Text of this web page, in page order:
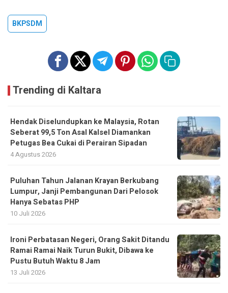
BKPSDM
Trending di Kaltara
Hendak Diselundupkan ke Malaysia, Rotan
Seberat 99,5 Ton Asal Kalsel Diamankan
Petugas Bea Cukai di Perairan Sipadan
4 Agustus 2026
Puluhan Tahun Jalanan Krayan Berkubang
Lumpur, Janji Pembangunan Dari Pelosok
Hanya Sebatas PHP
10 Juli 2026
Ironi Perbatasan Negeri, Orang Sakit Ditandu
Ramai Ramai Naik Turun Bukit, Dibawa ke
Pustu Butuh Waktu 8 Jam
13 Juli 2026